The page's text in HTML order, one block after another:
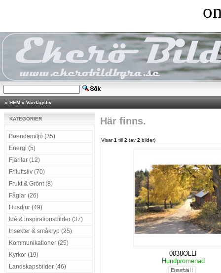
» HEM » Vardagsliv
KATEGORIER
Boendemiljö (35)
Energi (5)
Fjärilar (12)
Friluftsliv (70)
Frukt & Grönt (8)
Fåglar (26)
Husdjur (49)
Idé & inspirationsbilder (37)
Insekter & småkryp (25)
Kommunikationer (25)
Kyrkor (19)
Landskapsbilder (46)
Här finns.
Visar1 till 2 (av 2 bilder)
0038OLLI
Hundpromenad